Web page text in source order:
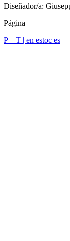
Diseñador/a:
Página
P – T | en estoc es